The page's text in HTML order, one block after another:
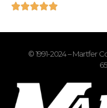

© 1991-2024 – Martfer